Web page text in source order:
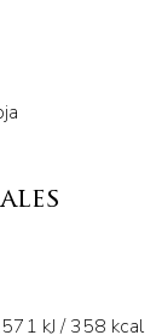
kJ / 358 kcal